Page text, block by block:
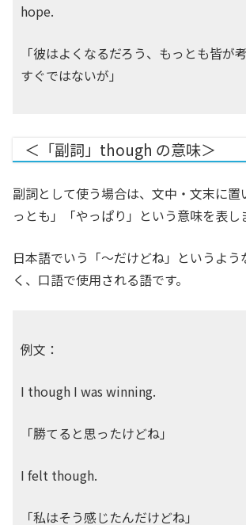
hope.
「彼はよくなるだろう、もっとも皆が
すぐではないが」
＜「副詞」though の意味＞
副詞として使う場合は、文中・文末に置
っとも」「やっぱり」という意味を表し
日本語でいう「〜だけどね」というよう
く、口語で使用される語です。
例文：
I though I was winning.
「勝てると思ったけどね」
I felt though.
「私はそう感じたんだけどね」